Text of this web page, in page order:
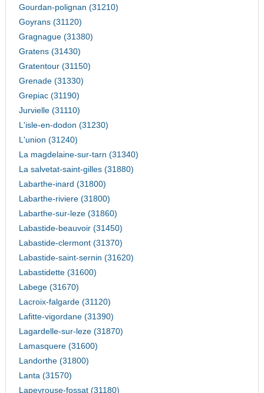
Gourdan-polignan (31210)
Goyrans (31120)
Gragnague (31380)
Gratens (31430)
Gratentour (31150)
Grenade (31330)
Grepiac (31190)
Jurvielle (31110)
L'isle-en-dodon (31230)
L'union (31240)
La magdelaine-sur-tarn (31340)
La salvetat-saint-gilles (31880)
Labarthe-inard (31800)
Labarthe-riviere (31800)
Labarthe-sur-leze (31860)
Labastide-beauvoir (31450)
Labastide-clermont (31370)
Labastide-saint-sernin (31620)
Labastidette (31600)
Labege (31670)
Lacroix-falgarde (31120)
Lafitte-vigordane (31390)
Lagardelle-sur-leze (31870)
Lamasquere (31600)
Landorthe (31800)
Lanta (31570)
Lapeyrouse-fossat (31180)